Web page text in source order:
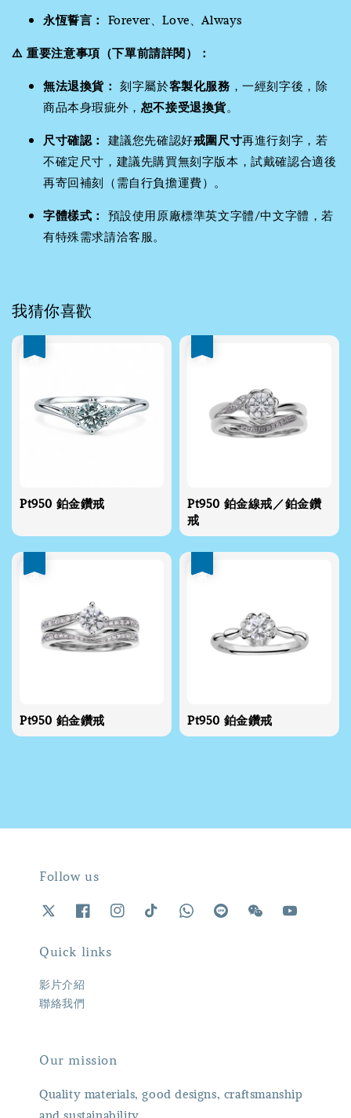
永恆誓言： Forever、Love、Always
⚠️ 重要注意事項（下單前請詳閱）：
無法退換貨： 刻字屬於客製化服務 ，一經刻字後，除
商品本身瑕疵外， 恕不接受退換貨。
尺寸確認： 建議您先確認好戒圍尺寸再進行刻字，若
不確定尺寸，建議先購買無刻字版本，試戴確認合適後
再寄回補刻（需自行負擔運費）。
字體樣式： 預設使用原廠標準英文字體/中文字體，若
有特殊需求請洽客服。
我猜你喜歡
Pt950 鉑金鑽戒
Pt950 鉑金線戒／鉑金鑽
戒
Pt950 鉑金鑽戒 Pt950 鉑金鑽戒
Follow us
Quick links
影片介紹
聯絡我們
Our mission
Quality materials, good designs, craftsmanship